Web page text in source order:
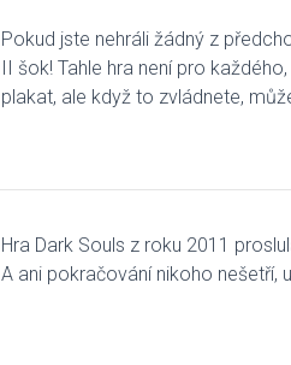
Pokud jste nehráli žádný z
II šok! Tahle hra není pro
plakat, ale když to zvládnete,
Hra Dark Souls z roku 2011
A ani pokračování nikoho nešetří,